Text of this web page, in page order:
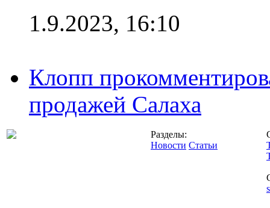
1.9.2023, 16:10
Клопп
продажей Салаха
Разделы:
Новости Статьи